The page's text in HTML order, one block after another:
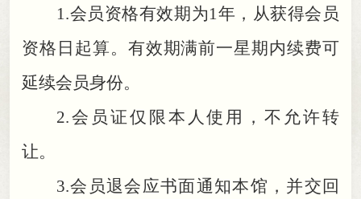
1.会员资格有效期为1年 ， 从获得会员
资格日起算。有效期满前一星期内续费可
延续会员身份。
2.会员证仅限本人使用 ，不允许转
让。
3.会员退会应书面通知本馆 ， 并交回